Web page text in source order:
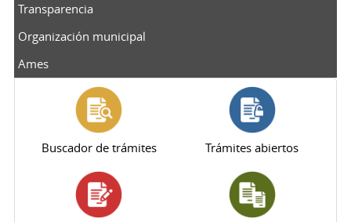
Transparencia
Organización municipal
Ames
Buscador de trámites Trámites abiertos